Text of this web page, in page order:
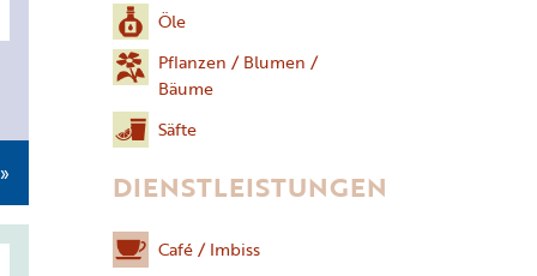
Öle
Pflanzen / Blumen /
Bäume
Säfte
DIENSTLEISTUNGEN
Café / Imbiss